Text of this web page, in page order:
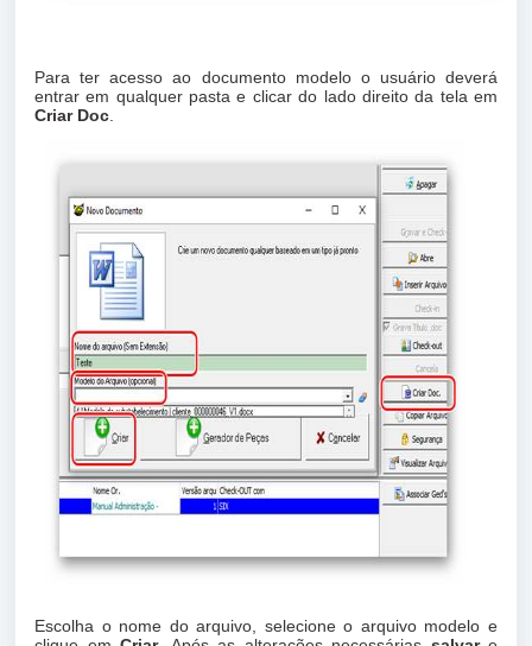
Para ter acesso ao documento modelo o usuário deverá
entrar em qualquer pasta e clicar do lado direito da tela em
Criar Doc.
Escolha o nome do arquivo, selecione o arquivo modelo e